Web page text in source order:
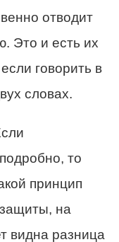
отводит
Это и есть их
говорить в
словах.
то
принцип
на
видна разница